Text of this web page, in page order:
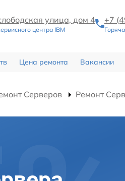
улица, дом 4
центра IBM
+7
Цена ремонта Вакансии
Серверов Ремонт